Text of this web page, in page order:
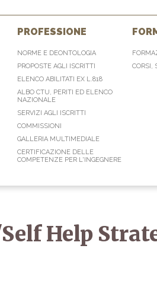
PROFESSIONE
NORME E DEONTOLOGIA
PROPOSTE AGLI ISCRITTI
ELENCO ABILITATI EX L.818
ALBO CTU, PERITI ED ELENCO
NAZIONALE
SERVIZI AGLI ISCRITTI
COMMISSIONI
GALLERIA MULTIMEDIALE
CERTIFICAZIONE DELLE
COMPETENZE PER L'INGEGNERE
CORSI,
Help